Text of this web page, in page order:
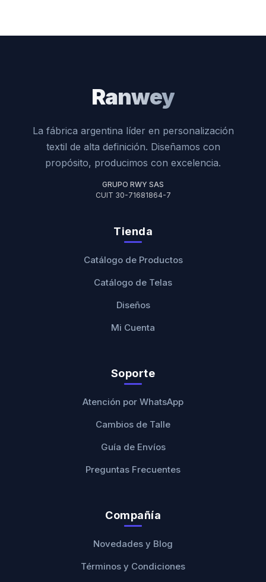
Ranwey
La fábrica argentina líder en personalización
textil de alta definición. Diseñamos con
propósito, producimos con excelencia.
GRUPO RWY SAS
CUIT 30-71681864-7
Tienda
Catálogo de Productos
Catálogo de Telas
Diseños
Mi Cuenta
Soporte
Atención por WhatsApp
Cambios de Talle
Guía de Envíos
Preguntas Frecuentes
Compañía
Novedades y Blog
Términos y Condiciones